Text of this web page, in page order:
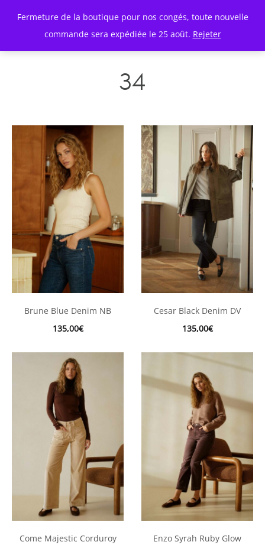
Fermeture de la boutique pour nos congés, toute nouvelle
commande sera expédiée le 25 août. Rejeter
34
Brune Blue Denim NB
135,00€
Cesar Black Denim DV
135,00€
Come Majestic Corduroy
Enzo Syrah Ruby Glow